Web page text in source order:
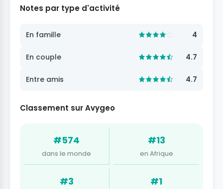
Notes par type d'activité
En famille 4
En couple 4.7
Entre amis 4.7
Classement sur Avygeo
#574
dans le monde
#13
en Afrique
#3 #1